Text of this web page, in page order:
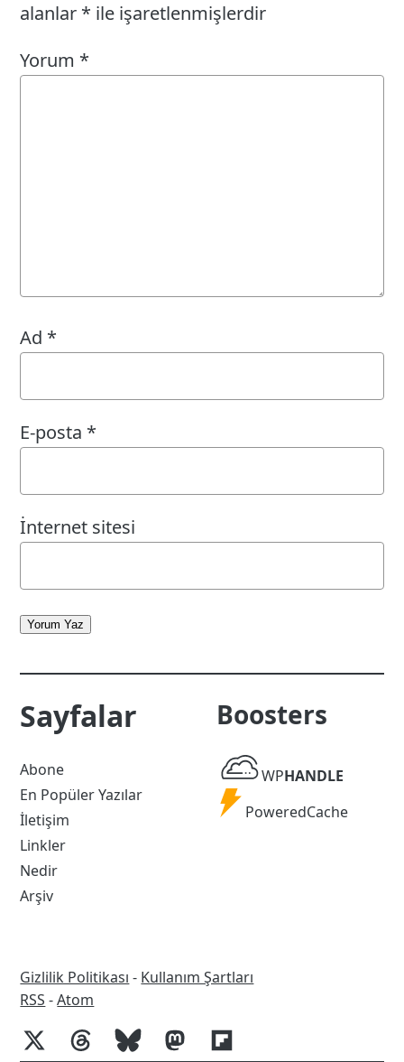
alanlar * ile işaretlenmişlerdir
Yorum *
Ad *
E-posta *
İnternet sitesi
Yorum Yaz
Sayfalar
Abone
En Popüler Yazılar
İletişim
Linkler
Nedir
Arşiv
Boosters
WP
Handle
WPHANDLE
Powered
PoweredCache
Gizlilik Politikası - Kullanım Şartları
RSS
RSS -Atom